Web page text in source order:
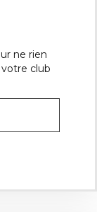
ne rien
club